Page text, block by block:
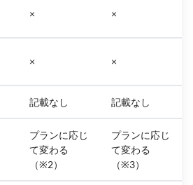
× ×
× ×
記載なし 記載なし
プランに応じ
て変わる
（※2）
プランに応じ
て変わる
（※3）